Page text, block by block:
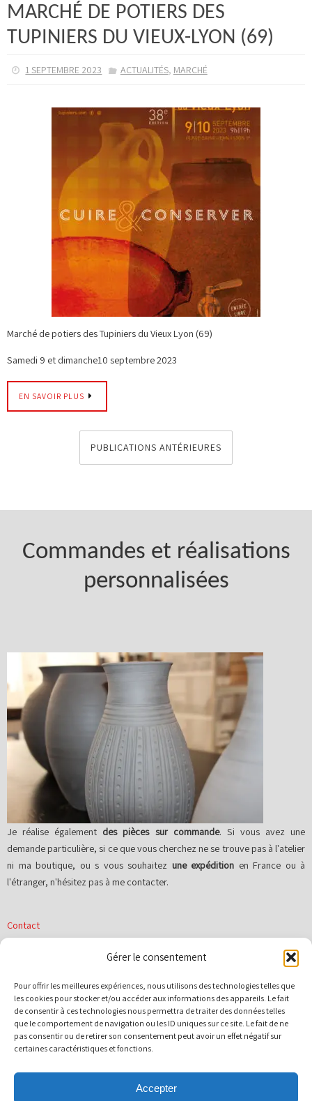
Gérer le consentement
Pour offrir les meilleures expériences, nous utilisons des technologies telles que
les cookies pour stocker et/ou accéder aux informations des appareils. Le fait
de consentir à ces technologies nous permettra de traiter des données telles
que le comportement de navigation ou les ID uniques sur ce site. Le fait de ne
pas consentir ou de retirer son consentement peut avoir un effet négatif sur
certaines caractéristiques et fonctions.
Accepter
MARCHÉ DE POTIERS DES
TUPINIERS DU VIEUX-LYON (69)
1 SEPTEMBRE 2023 ACTUALITÉS, MARCHÉ
Marché de potiers des Tupiniers du Vieux Lyon (69)
Samedi 9 et dimanche10 septembre 2023
EN SAVOIR PLUS
PUBLICATIONS ANTÉRIEURES
Commandes et réalisations
personnalisées
Je réalise également des pièces sur commande. Si vous avez une
demande particulière, si ce que vous cherchez ne se trouve pas à l'atelier
ni ma boutique, ou s vous souhaitez une expédition en France ou à
l'étranger, n'hésitez pas à me contacter.
Contact
MENTIONS LÉGALES POLITIQUE DE COOKIES
POLITIQUE DE CONFIDENTIALITÉ
44 Grande Rue 01600 Trévoux
N° Siret : 539084251